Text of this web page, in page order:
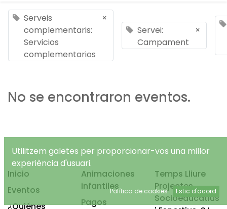
Serveis
complementaris:
Servicios
complementarios
×
Servei:
Campament
×
No se encontraron eventos.
Inicio
Eventos
¿Quiénes
Animaciones
infantiles
Pagos
Temps Lliure
Projectes
Socioeducatius
Utilitzem galetes per proporcionar-vos una millor
experiència d'usuari.
Política de cookies Estic d'acord